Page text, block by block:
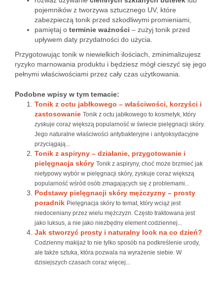
pojemników z tworzywa sztucznego UV, które
zabezpieczą tonik przed szkodliwymi promieniami,
pamiętaj o terminie ważności – zużyj tonik przed
upływem daty przydatności do użycia.
Przygotowując tonik w niewielkich ilościach, zminimalizujesz
ryzyko marnowania produktu i będziesz mógł cieszyć się jego
pełnymi właściwościami przez cały czas użytkowania.
Podobne wpisy w tym temacie:
Tonik z octu jabłkowego – właściwości, korzyści i
zastosowanie Tonik z octu jabłkowego to kosmetyk, który
zyskuje coraz większą popularność w świecie pielęgnacji skóry.
Jego naturalne właściwości antybakteryjne i antyoksydacyjne
przyciągają...
Tonik z aspiryny – działanie, przygotowanie i
pielęgnacja skóry Tonik z aspiryny, choć może brzmieć jak
nietypowy wybór w pielęgnacji skóry, zyskuje coraz większą
popularność wśród osób zmagających się z problemami...
Podstawy pielęgnacji skóry mężczyzny – prosty
poradnik Pielęgnacja skóry to temat, który wciąż jest
niedoceniany przez wielu mężczyzn. Często traktowana jest
jako luksus, a nie jako niezbędny element codziennej...
Jak stworzyć prosty i naturalny look na co dzień?
Codzienny makijaż to nie tylko sposób na podkreślenie urody,
ale także sztuka, która pozwala na wyrażenie siebie. W
dzisiejszych czasach coraz więcej...